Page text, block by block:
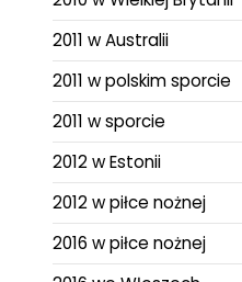
2011 w Australii
2011 w polskim sporcie
2011 w sporcie
2012 w Estonii
2012 w piłce nożnej
2016 w piłce nożnej